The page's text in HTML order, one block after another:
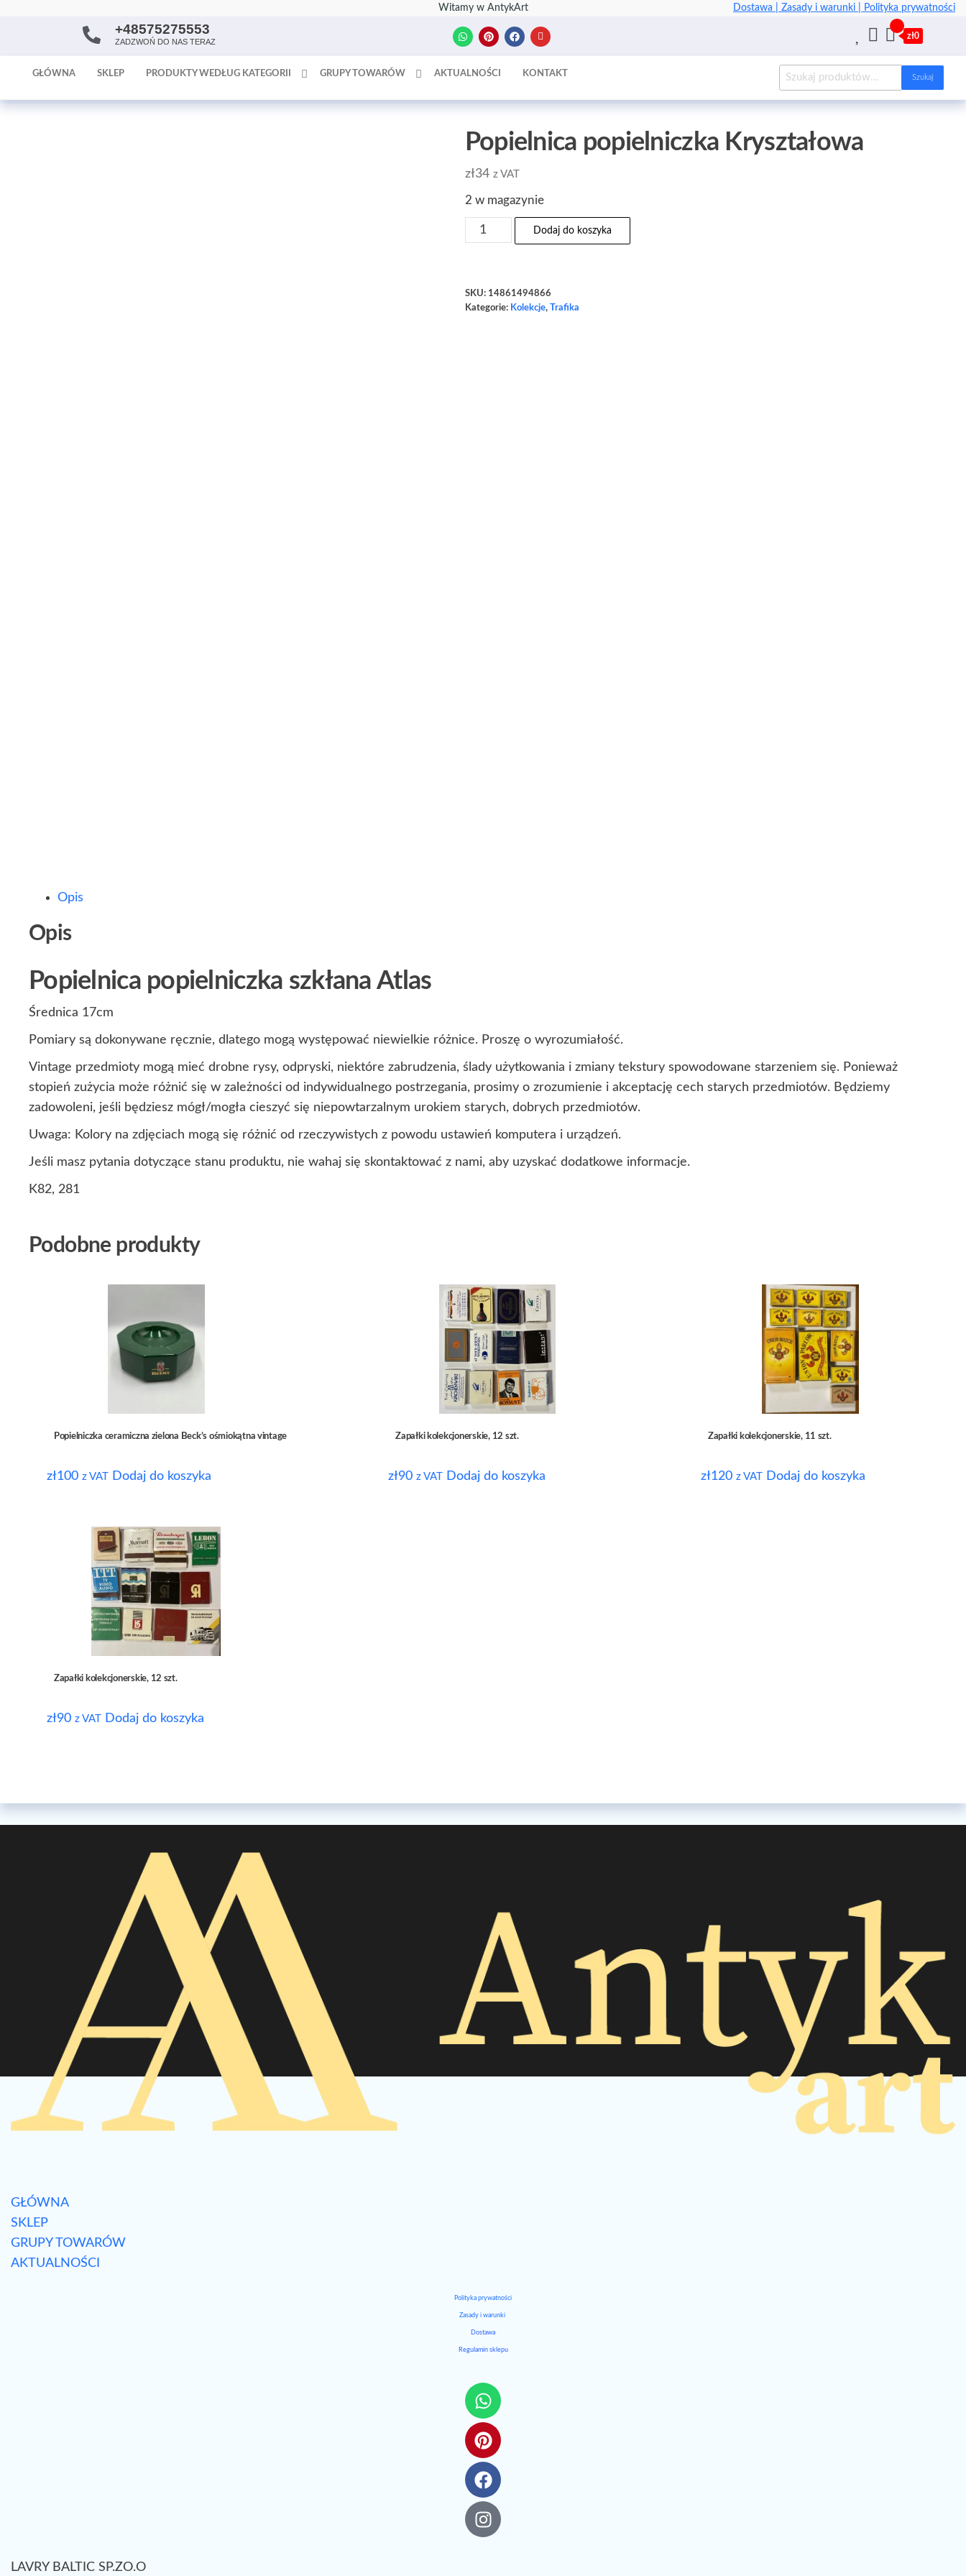
Witamy w AntykArt Dostawa | Zasady i warunki | Polityka prywatności
AntykArt
poświęcona
sprzedaży
tapet
+48575275553
ZADZWOŃ DO NAS TERAZ
zł0
GŁÓWNA SKLEP PRODUKTY WEDŁUG KATEGORII GRUPY TOWARÓW AKTUALNOŚCI KONTAKT Szukaj
Popielnica popielniczka Kryształowa
zł34 z VAT
2 w magazynie
Dodaj do koszyka
SKU: 14861494866
Kategorie: Kolekcje, Trafika
Opis
Opis
Popielnica popielniczka szkłana Atlas
Średnica 17cm
Pomiary są dokonywane ręcznie, dlatego mogą występować niewielkie różnice. Proszę o wyrozumiałość.
Vintage przedmioty mogą mieć drobne rysy, odpryski, niektóre zabrudzenia, ślady użytkowania i zmiany tekstury spowodowane starzeniem się. Ponieważ
stopień zużycia może różnić się w zależności od indywidualnego postrzegania, prosimy o zrozumienie i akceptację cech starych przedmiotów. Będziemy
zadowoleni, jeśli będziesz mógł/mogła cieszyć się niepowtarzalnym urokiem starych, dobrych przedmiotów.
Uwaga: Kolory na zdjęciach mogą się różnić od rzeczywistych z powodu ustawień komputera i urządzeń.
Jeśli masz pytania dotyczące stanu produktu, nie wahaj się skontaktować z nami, aby uzyskać dodatkowe informacje.
K82, 281
Podobne produkty
Popielniczka ceramiczna zielona Beck’s ośmiokątna vintage
zł100 z VAT Dodaj do koszyka
Zapałki kolekcjonerskie, 12 szt.
zł90 z VAT Dodaj do koszyka
Zapałki kolekcjonerskie, 11 szt.
zł120 z VAT Dodaj do koszyka
Zapałki kolekcjonerskie, 12 szt.
zł90 z VAT Dodaj do koszyka
GŁÓWNA
SKLEP
GRUPY TOWARÓW
AKTUALNOŚCI
Polityka prywatności
Zasady i warunki
Dostawa
Regulamin sklepu
LAVRY BALTIC SP.ZO.O